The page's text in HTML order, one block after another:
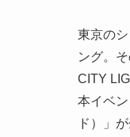
東京の
ング。
CITY
本イベ
ド）」